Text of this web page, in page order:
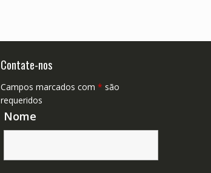
Contate-nos
Campos marcados com * são
requeridos
Nome